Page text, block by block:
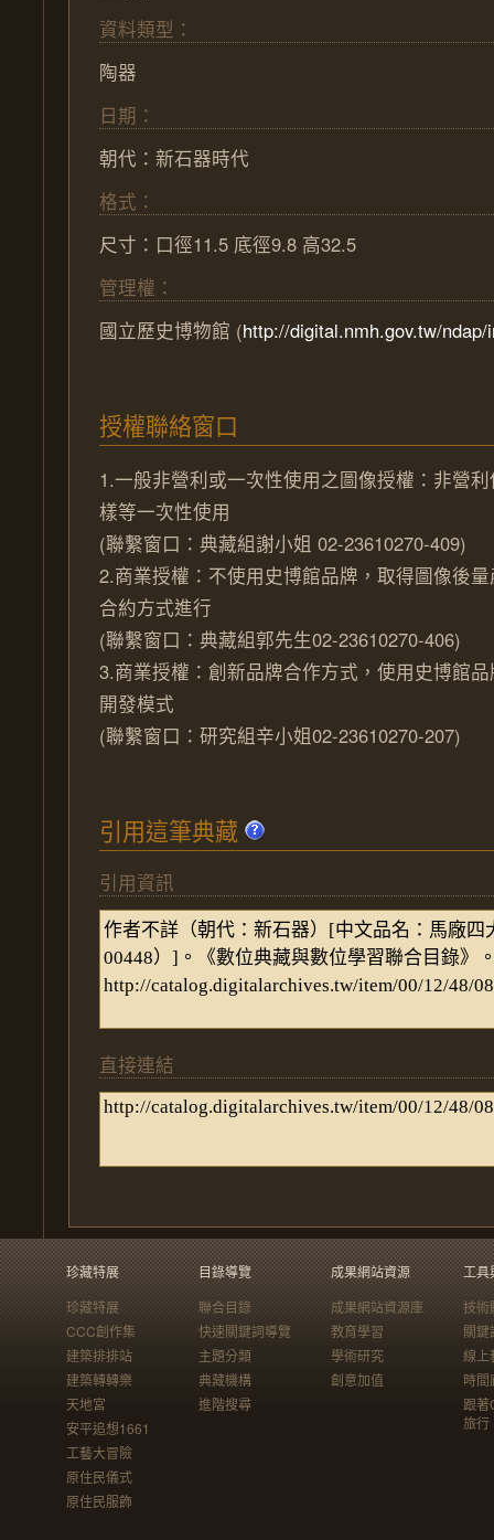
資料類型：
陶器
日期：
朝代：新石器時代
格式：
尺寸：口徑11.5 底徑9.8 高32.5
管理權：
國立歷史博物館 (http://digital.nmh.gov.tw/
授權聯絡窗口
1.一般非營利或一次性使用之圖像授權：非營
樣等一次性使用
(聯繫窗口：典藏組謝小姐 02-23610270-409)
2.商業授權：不使用史博館品牌，取得圖像後
合約方式進行
(聯繫窗口：典藏組郭先生02-23610270-406)
3.商業授權：創新品牌合作方式，使用史博館
開發模式
(聯繫窗口：研究組辛小姐02-23610270-207)
引用這筆典藏
引用資訊
直接連結
珍藏特展
珍藏特展
CCC創作集
建築排排站
建築轉轉樂
天地宮
安平追想1661
工藝大冒險
原住民儀式
原住民服飾
目錄導覽
聯合目錄
快速關鍵詞導覽
主題分類
典藏機構
進階搜尋
成果網站資源
成果網站資源庫
教育學習
學術研究
創意加值
工具
技術
關鍵
線上
時間
跟
旅行